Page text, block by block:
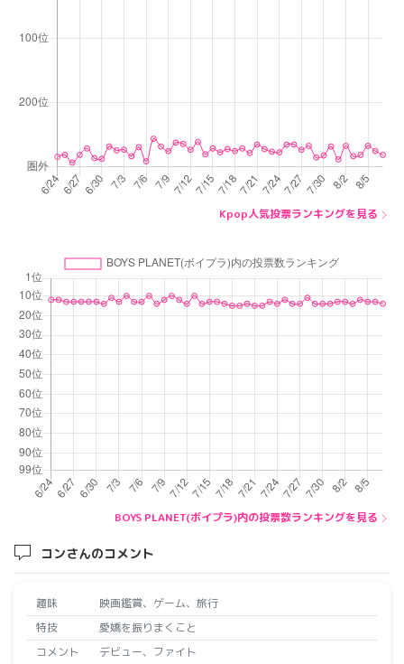
Kpop人気投票ランキングを見る
BOYS PLANET(ボイプラ)内の投票数ランキングを見る
コンさんのコメント
趣味
映画鑑賞、ゲーム、旅行
特技
愛嬌を振りまくこと
コメント
デビュー、ファイト